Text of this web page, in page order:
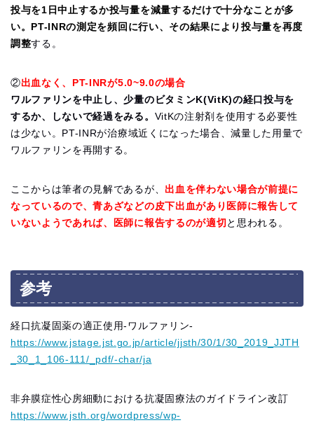
投与を1日中止するか投与量を減量するだけで十分なことが多
い。PT-INRの測定を頻回に行い、その結果により投与量を再度
調整する。
②出血なく、PT-INRが5.0~9.0の場合
ワルファリンを中止し、少量のビタミンK(VitK)の経口投与を
するか、しないで経過をみる。 VitKの注射剤を使用する必要性
は少ない。PT-INRが治療域近くになった場合、減量した用量で
ワルファリンを再開する。
ここからは筆者の見解であるが、 出血を伴わない場合が前提に
なっているので、青あざなどの皮下出血があり医師に報告して
いないようであれば、医師に報告するのが適切 と思われる。
参考
経口抗凝固薬の適正使用-ワルファリン-
https://www.jstage.jst.go.jp/article/jjsth/30/1/30_2019_JJTH
_30_1_106-111/_pdf/-char/ja
非弁膜症性心房細動における抗凝固療法のガイドライン改訂
https://www.jsth.org/wordpress/wp-